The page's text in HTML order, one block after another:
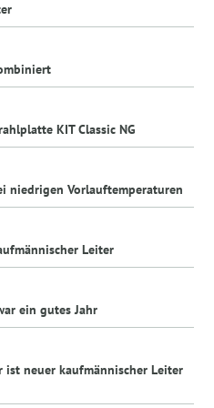
KIT Classic NG
niedrigen Vorlauftemperaturen
Leiter
ein gutes Jahr
ist neuer kaufmännischer Leiter